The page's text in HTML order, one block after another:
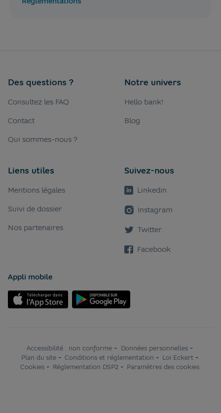
Des questions ?
Consultez les FAQ
Contact
Qui sommes-nous ?
Notre univers
Hello bank!
Blog
Liens utiles
Mentions légales
Suivi de dossier
Nos partenaires
Suivez-nous
Linkedin
Instagram
Twitter
Facebook
Appli mobile
Accessibilité : non conforme - Données personnelles-
Plan du site- Conditions et réglementation - Loi Eckert -
Cookies- Réglementation DSP2 - Paramètres des cookies